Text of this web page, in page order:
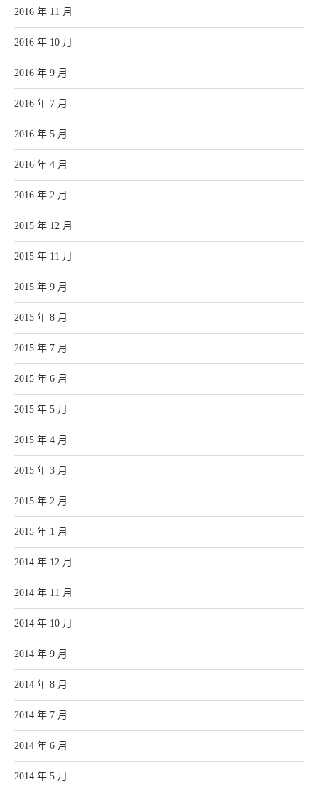
2016 年 11 月
2016 年 10 月
2016 年 9 月
2016 年 7 月
2016 年 5 月
2016 年 4 月
2016 年 2 月
2015 年 12 月
2015 年 11 月
2015 年 9 月
2015 年 8 月
2015 年 7 月
2015 年 6 月
2015 年 5 月
2015 年 4 月
2015 年 3 月
2015 年 2 月
2015 年 1 月
2014 年 12 月
2014 年 11 月
2014 年 10 月
2014 年 9 月
2014 年 8 月
2014 年 7 月
2014 年 6 月
2014 年 5 月